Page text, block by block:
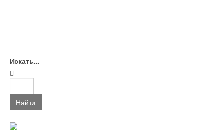
Искать...
Найти